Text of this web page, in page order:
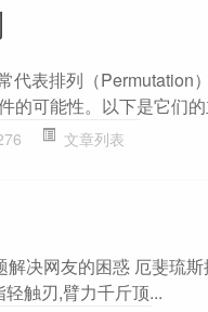
代表排列（Permutation
的可能性。以下是它们
文章列表
解决网友的困惑 厄斐琉
触刃,臂力千斤顶...